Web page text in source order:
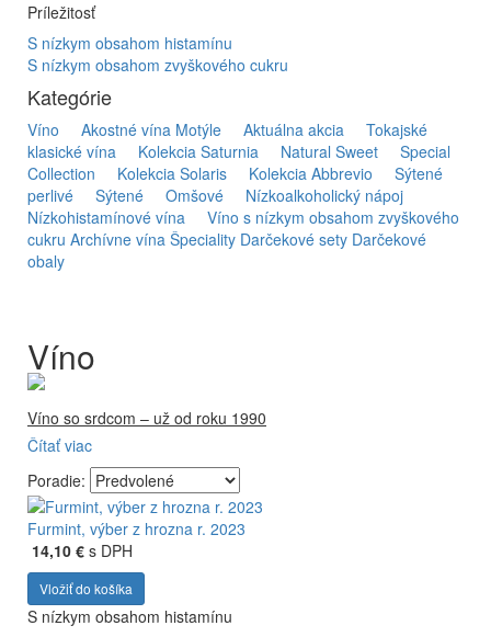
Príležitosť
S nízkym obsahom histamínu
S nízkym obsahom zvyškového cukru
Kategórie
Víno Akostné vína Motýle Aktuálna akcia
Tokajské
klasické vína
Kolekcia Saturnia Natural Sweet
Special
Collection
Kolekcia Solaris Kolekcia Abbrevio
Sýtené
perlivé
Sýtené Omšové
Nízkoalkoholický nápoj
Nízkohistamínové vína
Víno s nízkym obsahom zvyškového
cukru Archívne vína Špeciality Darčekové sety Darčekové
obaly
Víno
Víno so srdcom – už od roku 1990
Firma Ostrožovič je najstaršou privátnou firmou na
slovenskom Tokaji.
Vyrábame kvalitné odrodové a výberové vína. Ako prví sme
priniesli na slovenský trh sólo spracované vína z tokajských
odrôd Furmint, Lipovina a Muškát žltý reduktívnou
technológiou. Hrozno spracúvame najmodernejšími
technológiami, vrátane riadenej fermentácie.
Čítať viac
Poradie:
Furmint, výber z hrozna r. 2023
14,10 € s DPH
Vložiť do košíka
S nízkym obsahom histamínu